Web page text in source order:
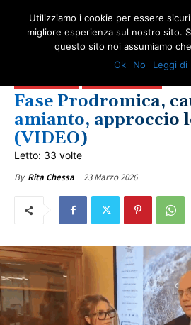
LOTTA ALL'AMIANTO
Fase Prodromica,
amianto, approccio
(VIDEO)
Letto: 33 volte
By Rita Chessa 23 Marzo 2026
Utilizziamo i cookie per essere
migliore esperienza sul nostro sito.
questo sito noi assumiamo
Ok
No Leggi di